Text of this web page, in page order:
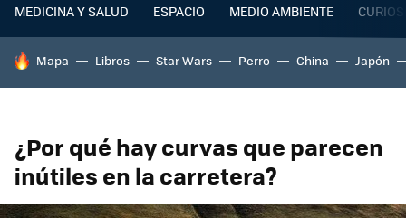
MEDICINA Y SALUD ESPACIO MEDIO AMBIENTE
HOY SE HABLA DE
Mapa Libros Star Wars Perro China Japón
¿Por qué hay curvas que parecen
inútiles en la carretera?